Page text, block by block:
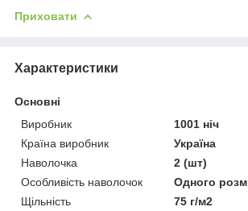
Приховати
Характеристики
Основні
Виробник
1001 ніч
Країна виробник
Україна
Наволочка
2 (шт)
Особливість наволочок
Одного
Щільність
75 г/м2